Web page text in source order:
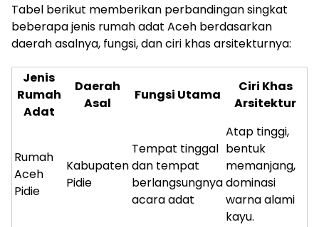
Tabel berikut memberikan perbandingan singkat
beberapa jenis rumah adat Aceh berdasarkan
daerah asalnya, fungsi, dan ciri khas arsitekturnya:
Jenis
Rumah
Adat
Daerah
Asal
Fungsi Utama
Ciri Khas
Arsitektur
Rumah
Aceh
Pidie
Kabupaten
Pidie
Tempat tinggal
dan tempat
berlangsungnya
acara adat
Atap tinggi,
bentuk
memanjang,
dominasi
warna alami
kayu.